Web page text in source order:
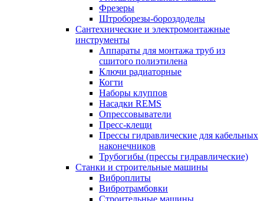
Фрезеры
Штроборезы-бороздоделы
Сантехнические и электромонтажные
инструменты
Аппараты для монтажа труб из
сшитого полиэтилена
Ключи радиаторные
Когти
Наборы клуппов
Насадки REMS
Опрессовыватели
Пресс-клещи
Прессы гидравлические для кабельных
наконечников
Трубогибы (прессы гидравлические)
Станки и строительные машины
Виброплиты
Вибротрамбовки
Строительные машины